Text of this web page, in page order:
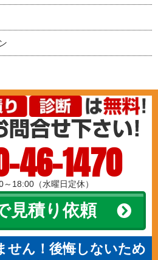
46-1470
18:00（水曜日定休）
見積り依頼
せん！後悔しないため